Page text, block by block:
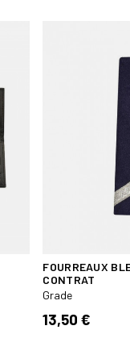
FOURREAUX
CONTRAT
Grade
13,50 €